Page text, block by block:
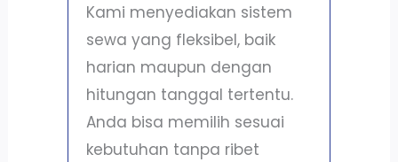
Kami menyediakan sistem
sewa yang fleksibel, baik
harian maupun dengan
hitungan tanggal tertentu.
Anda bisa memilih sesuai
kebutuhan tanpa ribet